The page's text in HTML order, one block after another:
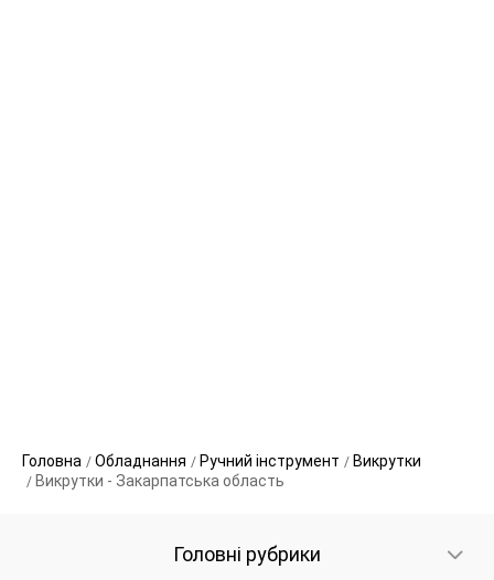
Головна Обладнання Ручний інструмент
Викрутки
Викрутки - Закарпатська область
Головні рубрики